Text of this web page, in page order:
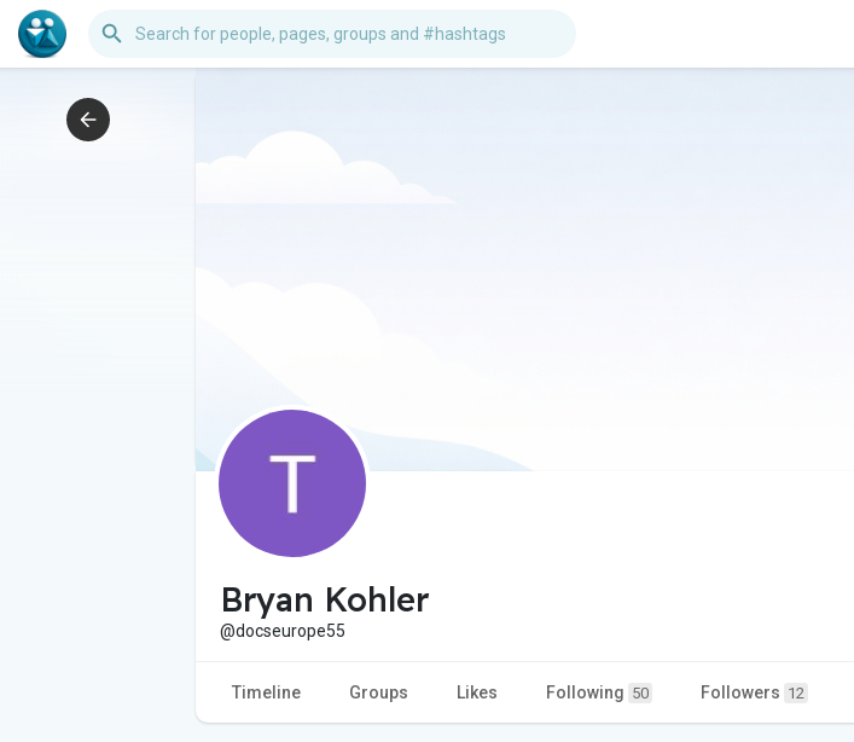
Bryan Kohler
@docseurope55
Timeline Groups Likes Following 50 Followers 12